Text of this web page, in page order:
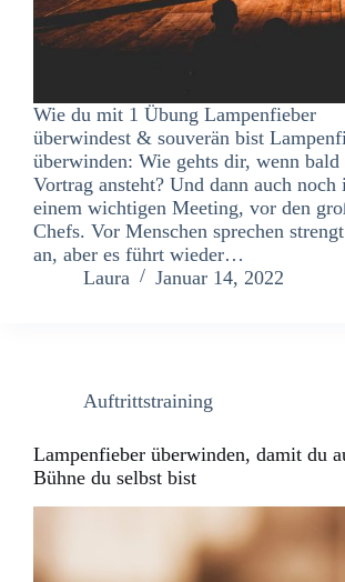
Wie du mit 1 Übung Lampenfieber
überwindest & souverän bist
überwinden: Wie gehts dir, wenn bald
Vortrag ansteht? Und dann auch noch
einem wichtigen Meeting, vor den
Chefs. Vor Menschen sprechen
an, aber es führt wieder…
Laura
Januar 14, 2022
Auftrittstraining
Lampenfieber überwinden, damit du
Bühne du selbst bist